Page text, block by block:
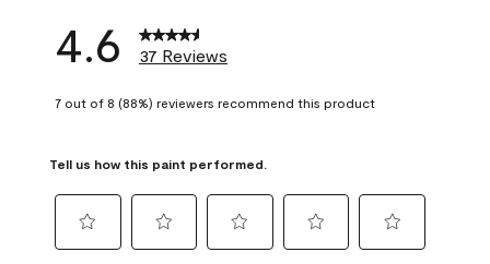
4.6 37 Reviews
7 out of 8 (88%) reviewers recommend this product
Tell us how this paint performed.